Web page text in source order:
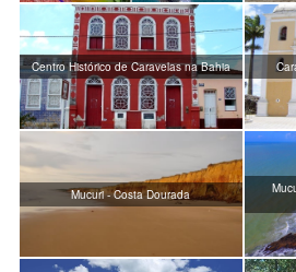
Centro Histórico de Caravelas na Bahia
Mucuri - Costa Dourada